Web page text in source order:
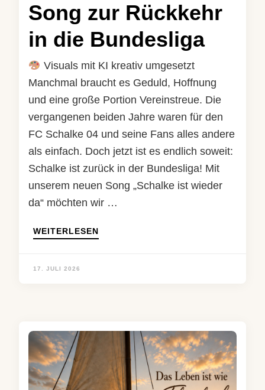
Song zur Rückkehr
in die Bundesliga
Visuals mit KI kreativ umgesetzt
Manchmal braucht es Geduld, Hoffnung
und eine große Portion Vereinstreue. Die
vergangenen beiden Jahre waren für den
FC Schalke 04 und seine Fans alles andere
als einfach. Doch jetzt ist es endlich soweit:
Schalke ist zurück in der Bundesliga! Mit
unserem neuen Song „Schalke ist wieder
da“ möchten wir …
WEITERLESEN
17. JULI 2026